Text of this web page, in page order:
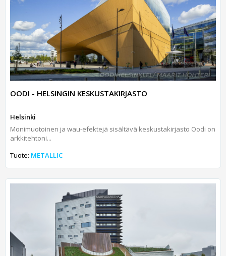
OODI - HELSINGIN KESKUSTAKIRJASTO
Helsinki
Monimuotoinen ja wau-efektejä sisältävä keskustakirjasto Oodi on
arkkitehtoni...
Tuote: METALLIC